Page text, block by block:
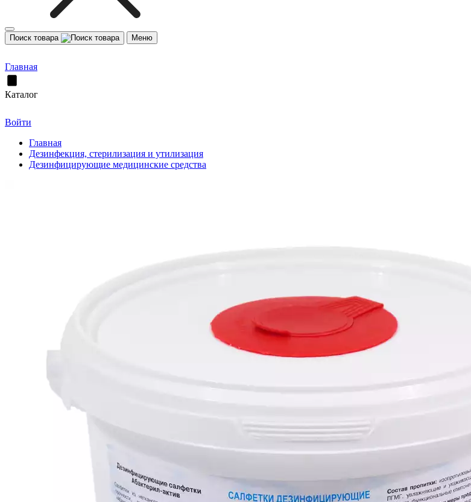
Поиск товара Меню
Главная
Каталог
Войти
Главная
Дезинфекция, стерилизация и утилизация
Дезинфицирующие медицинские средства